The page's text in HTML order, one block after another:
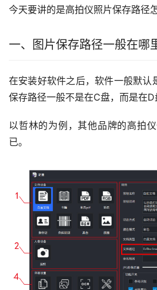
今天要讲的是高拍仪照片保存路径
一、图片保存路径一般在哪
在安装好软件之后，软件一般默认
保存路径一般不是在C盘，而是在D
以哲林的为例，其他品牌的高拍
已。